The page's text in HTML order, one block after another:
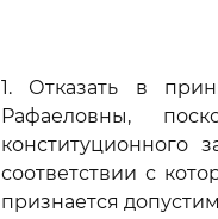
1. Отказать в
Рафаеловны,
конституционного
соответствии с
признается